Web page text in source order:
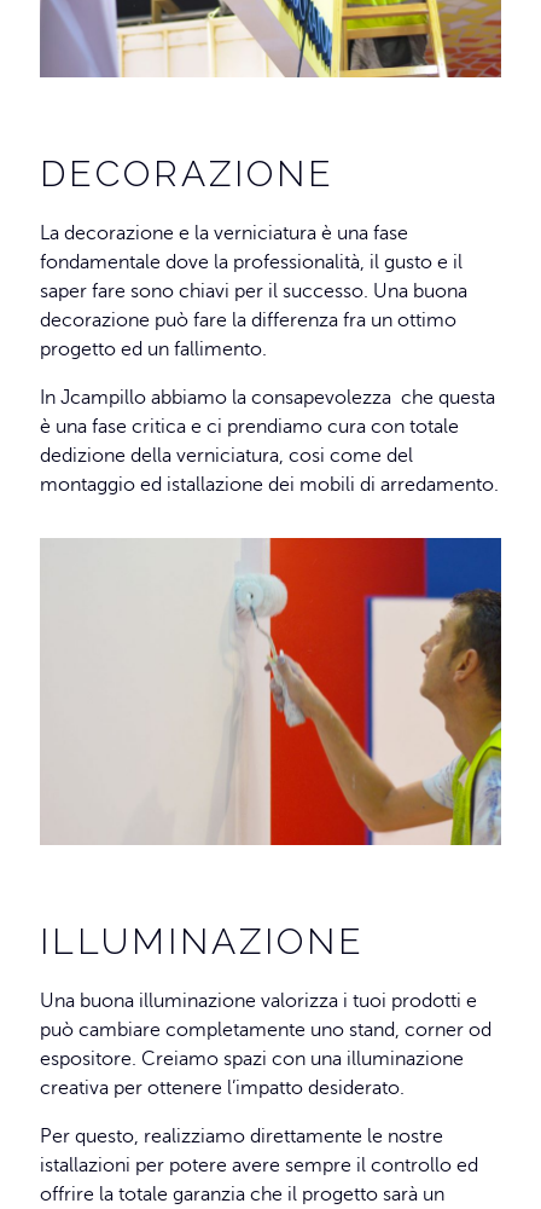
DECORAZIONE
La decorazione e la verniciatura è una fase
fondamentale dove la professionalità, il gusto e il
saper fare sono chiavi per il successo. Una buona
decorazione può fare la differenza fra un ottimo
progetto ed un fallimento.
In Jcampillo abbiamo la consapevolezza che questa
è una fase critica e ci prendiamo cura con totale
dedizione della verniciatura, cosi come del
montaggio ed istallazione dei mobili di arredamento.
ILLUMINAZIONE
Una buona illuminazione valorizza i tuoi prodotti e
può cambiare completamente uno stand, corner od
espositore. Creiamo spazi con una illuminazione
creativa per ottenere l’impatto desiderato.
Per questo, realizziamo direttamente le nostre
istallazioni per potere avere sempre il controllo ed
offrire la totale garanzia che il progetto sarà un